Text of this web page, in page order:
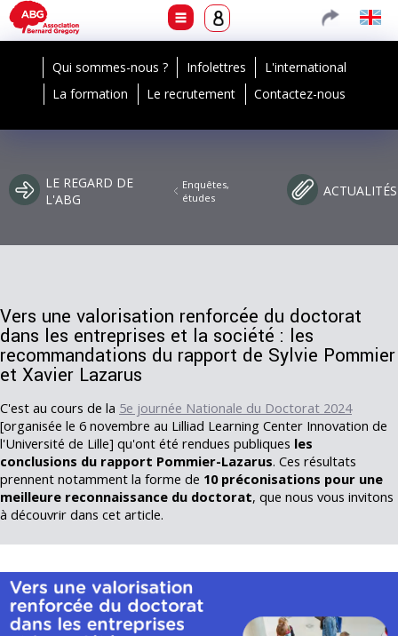
Qui sommes-nous ? Infolettres
L'international
La formation
Le recrutement Contactez-nous
LE REGARD DE
L'ABG
Enquêtes,
études
ACTUALITÉS
Vers une valorisation renforcée du doctorat
dans les entreprises et la société : les
recommandations du rapport de Sylvie Pommier
et Xavier Lazarus
C'est au cours de la 5e journée Nationale du Doctorat 2024
[organisée le 6 novembre au Lilliad Learning Center Innovation de
l'Université de Lille] qu'ont été rendues publiques les
conclusions du rapport Pommier-Lazarus. Ces résultats
prennent notamment la forme de 10 préconisations pour une
meilleure reconnaissance du doctorat, que nous vous invitons
à découvrir dans cet article.